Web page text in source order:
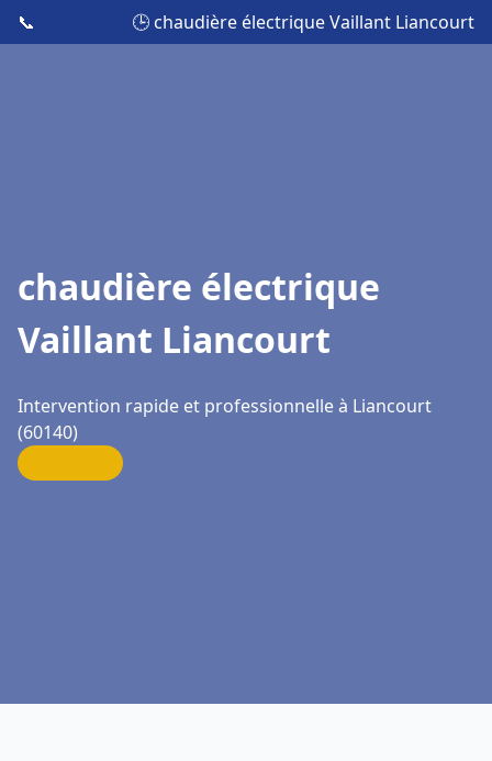
📞 🕒 chaudière électrique Vaillant Liancourt
chaudière électrique
Vaillant Liancourt
Intervention rapide et professionnelle à Liancourt
(60140)